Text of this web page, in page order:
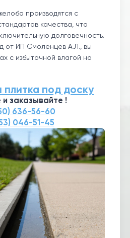
производятся с
качества, что
долговечность.
от ИП Смоленцев А.Л., вы
с избыточной влагой на
плитка под доску
и заказывайте !
636-56-60
046-51-45